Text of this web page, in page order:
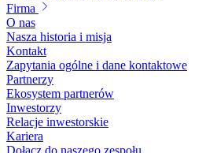
Firma
O nas
Nasza historia i misja
Kontakt
Zapytania ogólne i dane kontaktowe
Partnerzy
Ekosystem partnerów
Inwestorzy
Relacje inwestorskie
Kariera
Dołącz do naszego zespołu